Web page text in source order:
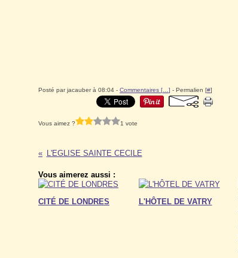
Posté par jacauber à 08:04 - Commentaires [ ] - Permalien [#]
Vous aimez ? 1 vote
L'EGLISE SAINTE CECILE
Vous aimerez aussi :
CITÉ DE LONDRES L'HÔTEL DE VATRY